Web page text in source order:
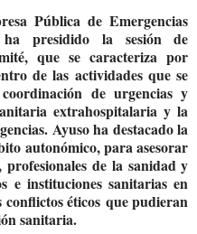
Pública de Emergencias
ha presidido la sesión de
que se caracteriza por
de las actividades que se
de urgencias y
extrahospitalaria y la
Ayuso ha destacado la
autonómico, paraasesorar
profesionales de la sanidad y
e instituciones sanitarias en
conflictos éticos que pudieran
sanitaria.